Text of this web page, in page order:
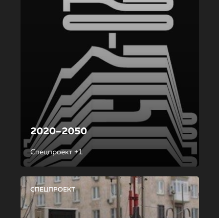
2020–2050
Спецпроект +1
СПЕЦПРОЕКТ